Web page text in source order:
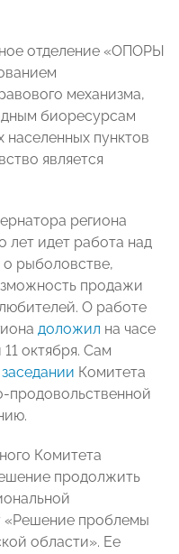
отделение «ОПОРЫ
механизма,
биоресурсам
пунктов
является
региона
лет идет работа над
рыболовстве,
продажи
О работе
доложил на часе
октября. Сам
заседании Комитета
продовольственной
Комитета
продолжить
«Решение проблемы
области». Ее